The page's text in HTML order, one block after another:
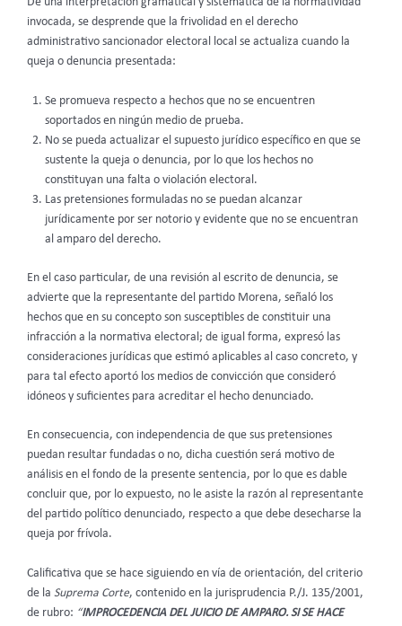
De una interpretación gramatical y sistemática de la normatividad
invocada, se desprende que la frivolidad en el derecho
administrativo sancionador electoral local se actualiza cuando la
queja o denuncia presentada:
Se promueva respecto a hechos que no se encuentren
soportados en ningún medio de prueba.
No se pueda actualizar el supuesto jurídico específico en que se
sustente la queja o denuncia, por lo que los hechos no
constituyan una falta o violación electoral.
Las pretensiones formuladas no se puedan alcanzar
jurídicamente por ser notorio y evidente que no se encuentran
al amparo del derecho.
En el caso particular, de una revisión al escrito de denuncia, se
advierte que la representante del partido Morena, señaló los
hechos que en su concepto son susceptibles de constituir una
infracción a la normativa electoral; de igual forma, expresó las
consideraciones jurídicas que estimó aplicables al caso concreto, y
para tal efecto aportó los medios de convicción que consideró
idóneos y suficientes para acreditar el hecho denunciado.
En consecuencia, con independencia de que sus pretensiones
puedan resultar fundadas o no, dicha cuestión será motivo de
análisis en el fondo de la presente sentencia, por lo que es dable
concluir que, por lo expuesto, no le asiste la razón al representante
del partido político denunciado, respecto a que debe desecharse la
queja por frívola.
Calificativa que se hace siguiendo en vía de orientación, del criterio
de la Suprema Corte, contenido en la jurisprudencia P./J. 135/2001,
de rubro: “IMPROCEDENCIA DEL JUICIO DE AMPARO. SI SE HACE